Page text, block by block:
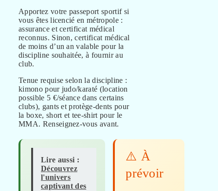
Apportez votre passeport sportif si
vous êtes licencié en métropole :
assurance et certificat médical
reconnus. Sinon, certificat médical
de moins d’un an valable pour la
discipline souhaitée, à fournir au
club.
Tenue requise selon la discipline :
kimono pour judo/karaté (location
possible 5 €/séance dans certains
clubs), gants et protège-dents pour
la boxe, short et tee-shirt pour le
MMA. Renseignez-vous avant.
Lire aussi :
Découvrez
l'univers
captivant des
⚠️ À
prévoir